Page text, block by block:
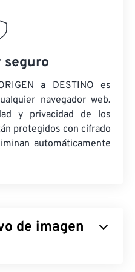
seguro
a DESTINO es
navegador web.
y privacidad de los
protegidos con cifrado
automáticamente
de imagen